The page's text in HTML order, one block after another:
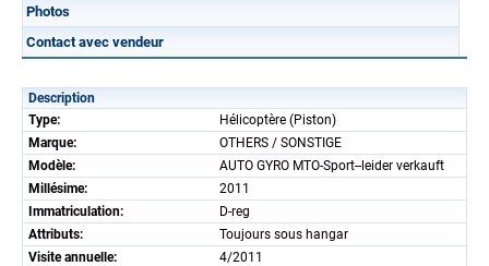
Photos
Contact avec vendeur
Description
Type:
Hélicoptère (Piston)
Marque:
OTHERS / SONSTIGE
Modèle:
AUTO GYRO MTO-Sport--leider verkauft
Millésime:
2011
Immatriculation:
D-reg
Attributs:
Toujours sous hangar
Visite annuelle:
4/2011